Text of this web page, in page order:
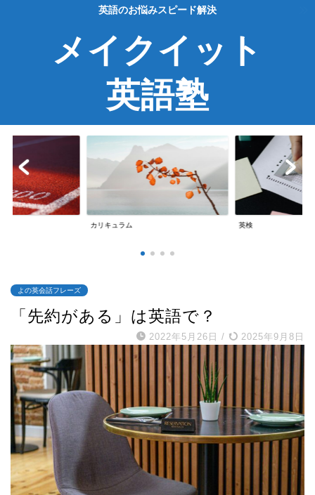
英語のお悩みスピード解決
メイクイット
英語塾
よの英会話フレーズ
「先約がある」は英語で？
2022年5月26日 / 2025年9月8日